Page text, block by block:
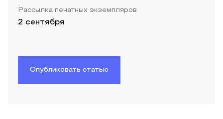
Рассылка печатных экземпляров
2 сентября
Опубликовать статью